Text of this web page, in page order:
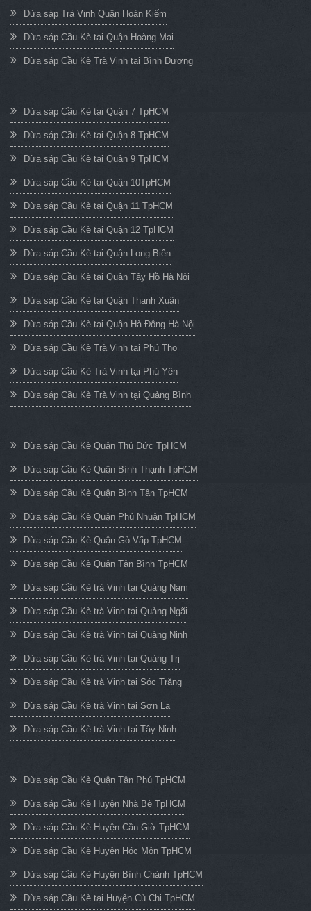
Dừa sáp Trà Vinh Quận Hoàn Kiếm
Dừa sáp Cầu Kè tại Quận Hoàng Mai
Dừa sáp Cầu Kè Trà Vinh tại Bình Dương
Dừa sáp Cầu Kè tại Quận 7 TpHCM
Dừa sáp Cầu Kè tại Quận 8 TpHCM
Dừa sáp Cầu Kè tại Quận 9 TpHCM
Dừa sáp Cầu Kè tại Quận 10TpHCM
Dừa sáp Cầu Kè tại Quận 11 TpHCM
Dừa sáp Cầu Kè tại Quận 12 TpHCM
Dừa sáp Cầu Kè tại Quận Long Biên
Dừa sáp Cầu Kè tại Quận Tây Hồ Hà Nội
Dừa sáp Cầu Kè tại Quận Thanh Xuân
Dừa sáp Cầu Kè tại Quận Hà Đông Hà Nội
Dừa sáp Cầu Kè Trà Vinh tại Phú Thọ
Dừa sáp Cầu Kè Trà Vinh tại Phú Yên
Dừa sáp Cầu Kè Trà Vinh tại Quảng Bình
Dừa sáp Cầu Kè Quận Thủ Đức TpHCM
Dừa sáp Cầu Kè Quận Bình Thạnh TpHCM
Dừa sáp Cầu Kè Quận Bình Tân TpHCM
Dừa sáp Cầu Kè Quận Phú Nhuận TpHCM
Dừa sáp Cầu Kè Quận Gò Vấp TpHCM
Dừa sáp Cầu Kè Quận Tân Bình TpHCM
Dừa sáp Cầu Kè trà Vinh tại Quảng Nam
Dừa sáp Cầu Kè trà Vinh tại Quảng Ngãi
Dừa sáp Cầu Kè trà Vinh tại Quảng Ninh
Dừa sáp Cầu Kè trà Vinh tại Quảng Trị
Dừa sáp Cầu Kè trà Vinh tại Sóc Trăng
Dừa sáp Cầu Kè trà Vinh tại Sơn La
Dừa sáp Cầu Kè trà Vinh tại Tây Ninh
Dừa sáp Cầu Kè Quận Tân Phú TpHCM
Dừa sáp Cầu Kè Huyện Nhà Bè TpHCM
Dừa sáp Cầu Kè Huyện Cần Giờ TpHCM
Dừa sáp Cầu Kè Huyện Hóc Môn TpHCM
Dừa sáp Cầu Kè Huyện Bình Chánh TpHCM
Dừa sáp Cầu Kè tại Huyện Củ Chi TpHCM